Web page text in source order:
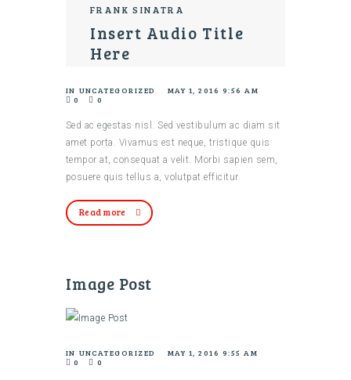
FRANK SINATRA
Insert Audio Title
Here
IN UNCATEGORIZED
MAY 1, 2016 9:56 AM
0
0
Sed ac egestas nisl. Sed vestibulum ac diam sit
amet porta. Vivamus est neque, tristique quis
tempor at, consequat a velit. Morbi sapien sem,
posuere quis tellus a, volutpat efficitur
Read more
Image Post
IN UNCATEGORIZED
MAY 1, 2016 9:55 AM
0
0